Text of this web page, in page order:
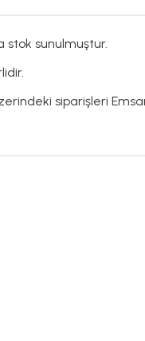
stok sunulmuştur.
siparişleri